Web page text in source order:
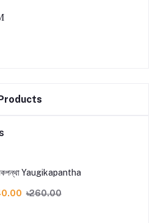
যৌগিকপন্থা Yaugikapantha
৳260.00